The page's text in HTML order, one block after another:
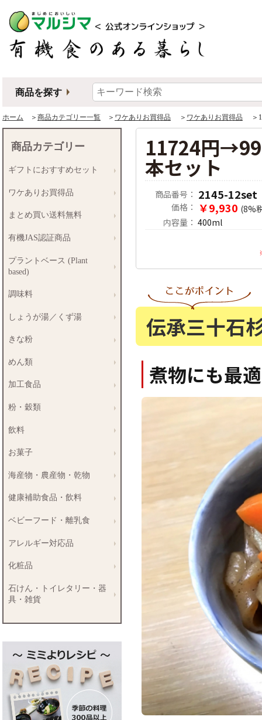
商品を探す
ホーム ＞ 商品カテゴリー一覧 ＞ ワケありお買得品 ＞ ワケありお買得品 ＞
11724円
本セット
商品番号： 2145-12set
価格： ￥9,930 (8%
内容量： 400ml
伝承三十石
煮物にも最
商品カテゴリー
ギフトにおすすめセット
ワケありお買得品
まとめ買い送料無料
有機JAS認証商品
プラントベース (Plant
based)
調味料
しょうが湯／くず湯
きな粉
めん類
加工食品
粉・穀類
飲料
お菓子
海産物・農産物・乾物
健康補助食品・飲料
ベビーフード・離乳食
アレルギー対応品
化粧品
石けん・トイレタリー・器
具・雑貨